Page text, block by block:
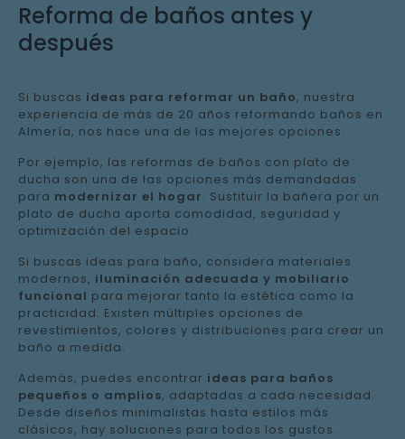
Reforma de baños antes y
después
Si buscas ideas para reformar un baño, nuestra
experiencia de más de 20 años reformando baños en
Almería, nos hace una de las mejores opciones.
Por ejemplo, las reformas de baños con plato de
ducha son una de las opciones más demandadas
para modernizar el hogar. Sustituir la bañera por un
plato de ducha aporta comodidad, seguridad y
optimización del espacio.
Si buscas ideas para baño, considera materiales
modernos, iluminación adecuada y mobiliario
funcional para mejorar tanto la estética como la
practicidad. Existen múltiples opciones de
revestimientos, colores y distribuciones para crear un
baño a medida.
Además, puedes encontrar ideas para baños
pequeños o amplios, adaptadas a cada necesidad.
Desde diseños minimalistas hasta estilos más
clásicos, hay soluciones para todos los gustos.